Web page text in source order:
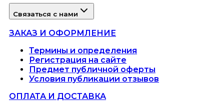
Связаться с нами
ЗАКАЗ И ОФОРМЛЕНИЕ
Термины и определения
Регистрация на сайте
Предмет публичной оферты
Условия публикации отзывов
ОПЛАТА И ДОСТАВКА